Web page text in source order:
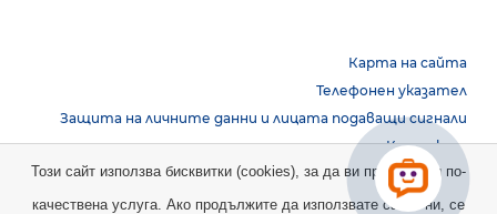
Карта на сайта
Телефонен указател
Защита на личните данни и лицата подаващи сигнали
Контакти
Copyright © 2026 НБУ. Всички права запазени.
Този сайт използва бисквитки (cookies), за да ви предостави по-
качествена услуга. Ако продължите да използвате сайта ни, се